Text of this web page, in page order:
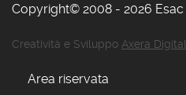
Copyright© 2008 - 2026 Esac
Creatività e Sviluppo Axera Digital
Area riservata